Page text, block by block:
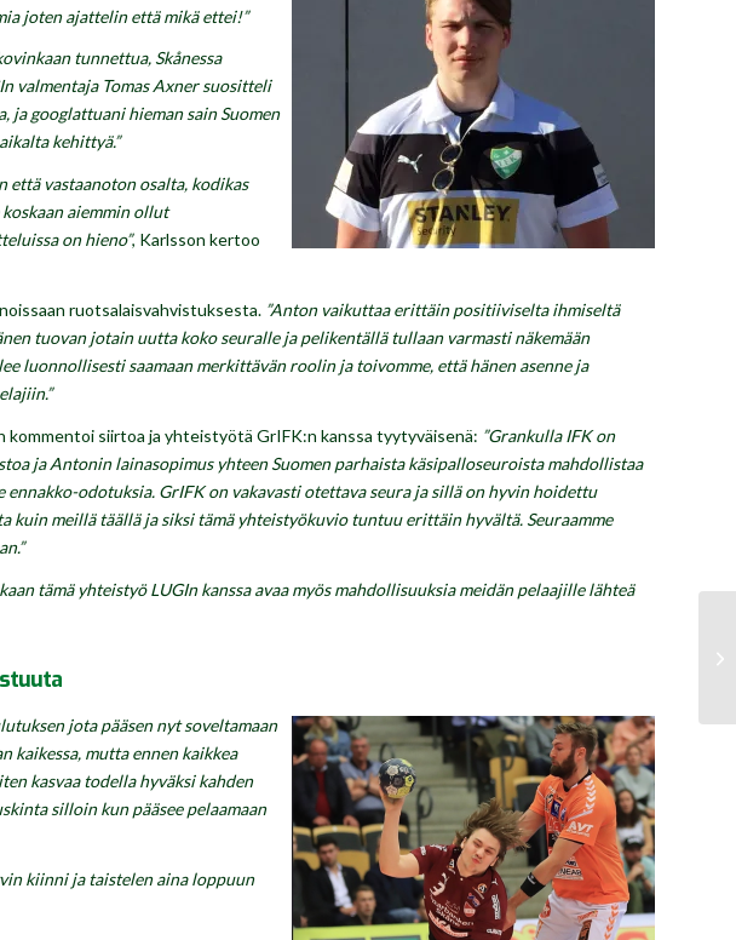
joten ajattelin että mikä ettei!”
tunnettua, Skånessa
valmentaja Tomas Axner suositteli
ja googlattuani hieman sain Suomen
kehittyä.”
että vastaanoton osalta, kodikas
aiemmin ollut
on hieno”, Karlsson kertoo
ruotsalaisvahvistuksesta. ”Anton vaikuttaa erittäin positiiviselta ihmiseltä
tuovan jotain uutta koko seuralle ja pelikentällä tullaan varmasti näkemään
luonnollisesti saamaan merkittävän roolin ja toivomme, että hänen asenne ja
siirtoa ja yhteistyötä GrIFK:n kanssa tyytyväisenä: ”Grankulla IFK on
ja Antonin lainasopimus yhteen Suomen parhaista käsipalloseuroista mahdollistaa
ennakko-odotuksia. GrIFK on vakavasti otettava seura ja sillä on hyvin hoidettu
kuin meillä täällä ja siksi tämä yhteistyökuvio tuntuu erittäin hyvältä. Seuraamme
tämä yhteistyö LUGIn kanssa avaa myös mahdollisuuksia meidän pelaajille lähteä
jota pääsen nyt soveltamaan
kaikessa, mutta ennen kaikkea
kasvaa todella hyväksi kahden
silloin kun pääsee pelaamaan
kiinni ja taistelen aina loppuun